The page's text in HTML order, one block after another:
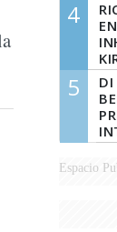
4
5
Espacio